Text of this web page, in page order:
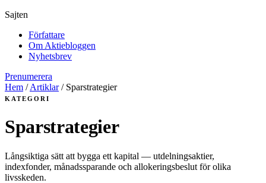
Sajten
Författare
Om Aktiebloggen
Nyhetsbrev
Prenumerera
Hem / Artiklar / Sparstrategier
KATEGORI
Sparstrategier
Långsiktiga sätt att bygga ett kapital — utdelningsaktier,
indexfonder, månadssparande och allokeringsbeslut för olika
livsskeden.